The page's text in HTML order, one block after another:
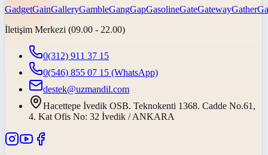
GadgetGainGalleryGambleGangGapGasolineGateGatewayGather
İletişim Merkezi (09.00 - 22.00)
0(312) 911 37 15
0(546) 855 07 15 (WhatsApp)
destek@uzmandil.com
Hacettepe İvedik OSB. Teknokenti 1368. Cadde No.61,
4. Kat Ofis No: 32 İvedik / ANKARA